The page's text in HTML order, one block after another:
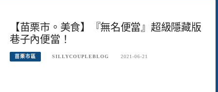
【苗栗市。美食】『無名便當』超級隱藏版
巷子內便當！
苗栗市區 SILLYCOUPLEBLOG 2021-06-21